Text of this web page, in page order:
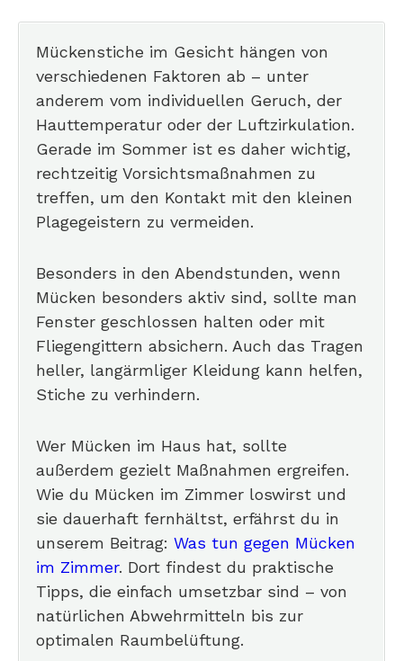
Mückenstiche im Gesicht hängen von
verschiedenen Faktoren ab – unter
anderem vom individuellen Geruch, der
Hauttemperatur oder der Luftzirkulation.
Gerade im Sommer ist es daher wichtig,
rechtzeitig Vorsichtsmaßnahmen zu
treffen, um den Kontakt mit den kleinen
Plagegeistern zu vermeiden.
Besonders in den Abendstunden, wenn
Mücken besonders aktiv sind, sollte man
Fenster geschlossen halten oder mit
Fliegengittern absichern. Auch das Tragen
heller, langärmliger Kleidung kann helfen,
Stiche zu verhindern.
Wer Mücken im Haus hat, sollte
außerdem gezielt Maßnahmen ergreifen.
Wie du Mücken im Zimmer loswirst und
sie dauerhaft fernhältst, erfährst du in
unserem Beitrag: Was tun gegen Mücken
im Zimmer. Dort findest du praktische
Tipps, die einfach umsetzbar sind – von
natürlichen Abwehrmitteln bis zur
optimalen Raumbelüftung.